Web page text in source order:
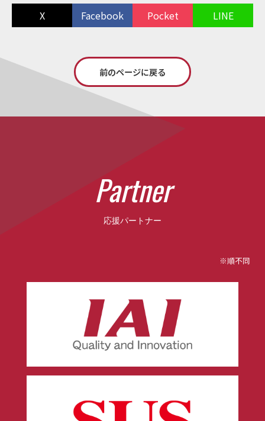
X Facebook Pocket LINE
前のページに戻る
Partner
応援パートナー
※順不同